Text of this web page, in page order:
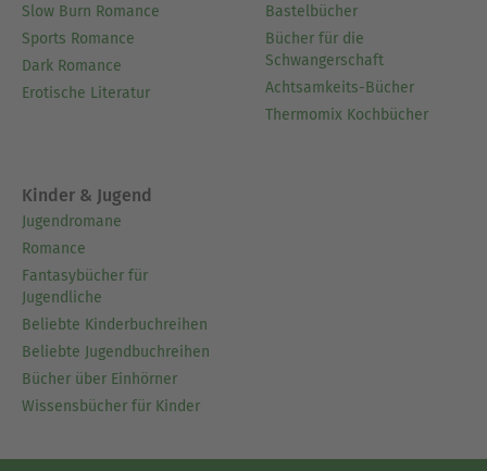
Slow Burn Romance
Sports Romance
Dark Romance
Erotische Literatur
Bastelbücher
Bücher für die
Schwangerschaft
Achtsamkeits-Bücher
Thermomix Kochbücher
Kinder & Jugend
Jugendromane
Romance
Fantasybücher für
Jugendliche
Beliebte Kinderbuchreihen
Beliebte Jugendbuchreihen
Bücher über Einhörner
Wissensbücher für Kinder